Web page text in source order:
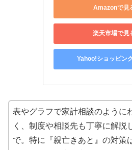
Amazonで見
楽天市場で見
Yahoo!ショッピン
表やグラフで家計相談のように
く、制度や相談先も丁寧に解説
で。特に『親亡きあと』の対策